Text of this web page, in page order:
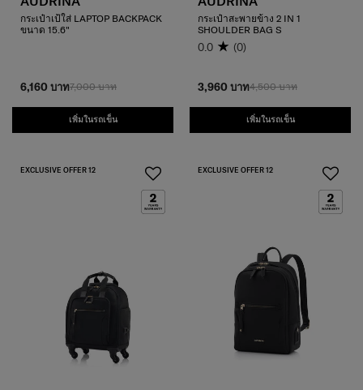
7,000 บาท
6,160 บาท
เพิ่มในรถเข็น
กระเป๋าเป้ใส่ LAPTOP BACKPACK
ขนาด 15.6"
4,500 บาท
3,960 บาท
เพิ่มในรถเข็น
กระเป๋าสะพายข้าง 2 IN 1
SHOULDER BAG S
0.0 (0)
EXCLUSIVE OFFER 12 EXCLUSIVE OFFER 12